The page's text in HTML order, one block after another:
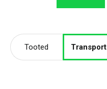
Tooted Transport